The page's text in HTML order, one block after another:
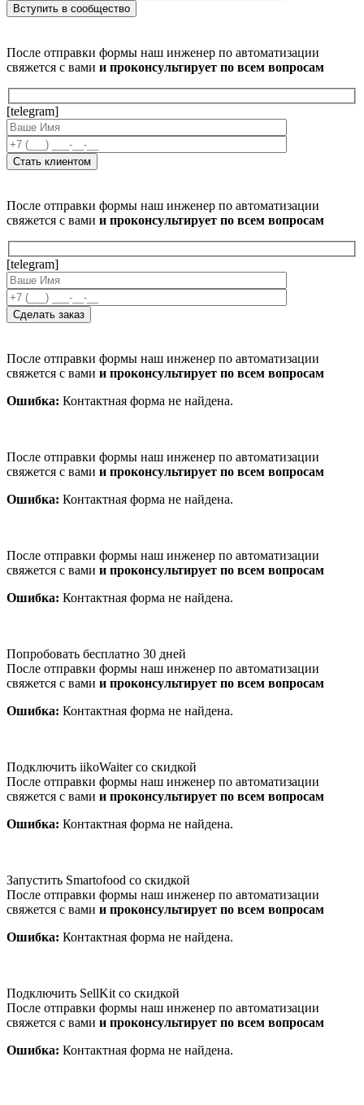
После отправки формы наш инженер по автоматизации
свяжется с вами и проконсультирует по всем вопросам
[telegram]
После отправки формы наш инженер по автоматизации
свяжется с вами и проконсультирует по всем вопросам
[telegram]
После отправки формы наш инженер по автоматизации
свяжется с вами и проконсультирует по всем вопросам
Ошибка: Контактная форма не найдена.
После отправки формы наш инженер по автоматизации
свяжется с вами и проконсультирует по всем вопросам
Ошибка: Контактная форма не найдена.
После отправки формы наш инженер по автоматизации
свяжется с вами и проконсультирует по всем вопросам
Ошибка: Контактная форма не найдена.
Попробовать бесплатно 30 дней
После отправки формы наш инженер по автоматизации
свяжется с вами и проконсультирует по всем вопросам
Ошибка: Контактная форма не найдена.
Подключить iikoWaiter со скидкой
После отправки формы наш инженер по автоматизации
свяжется с вами и проконсультирует по всем вопросам
Ошибка: Контактная форма не найдена.
Запустить Smartofood со скидкой
После отправки формы наш инженер по автоматизации
свяжется с вами и проконсультирует по всем вопросам
Ошибка: Контактная форма не найдена.
Подключить SellKit со скидкой
После отправки формы наш инженер по автоматизации
свяжется с вами и проконсультирует по всем вопросам
Ошибка: Контактная форма не найдена.